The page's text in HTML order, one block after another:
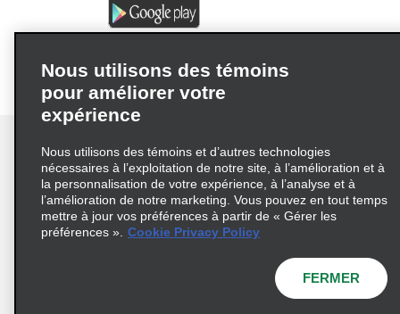
Conditions d’utilisation
Politique de confidentialité
Politique sur les fichiers témoins
© 2026 Enterprise Holdings, Inc. Tous droits réservés
Nous utilisons des témoins
pour améliorer votre
expérience
Nous utilisons des témoins et d’autres technologies
nécessaires à l’exploitation de notre site, à l’amélioration et à
la personnalisation de votre expérience, à l’analyse et à
l’amélioration de notre marketing. Vous pouvez en tout temps
mettre à jour vos préférences à partir de « Gérer les
préférences ». Cookie Privacy Policy
FERMER